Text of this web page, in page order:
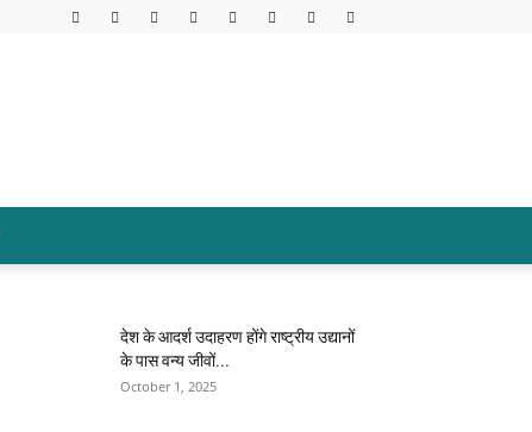
देश के आदर्श उदाहरण होंगे राष्ट्रीय उद्यानों
के पास वन्य जीवों...
October 1, 2025